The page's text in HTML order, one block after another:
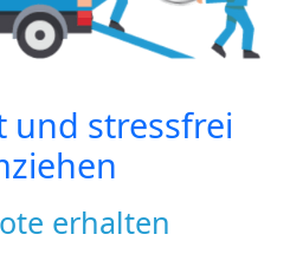
und stressfrei
erhalten